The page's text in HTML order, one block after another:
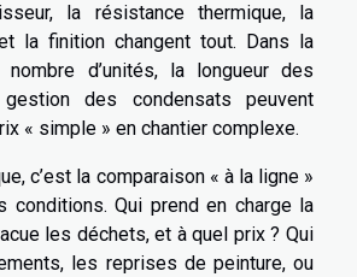
la résistance thermique, la
la finition changent tout. Dans la
d’unités, la longueur des
des condensats peuvent
« simple » en chantier complexe.
c’est la comparaison « à la ligne »
conditions. Qui prend en charge la
les déchets, et à quel prix ? Qui
les reprises de peinture, ou